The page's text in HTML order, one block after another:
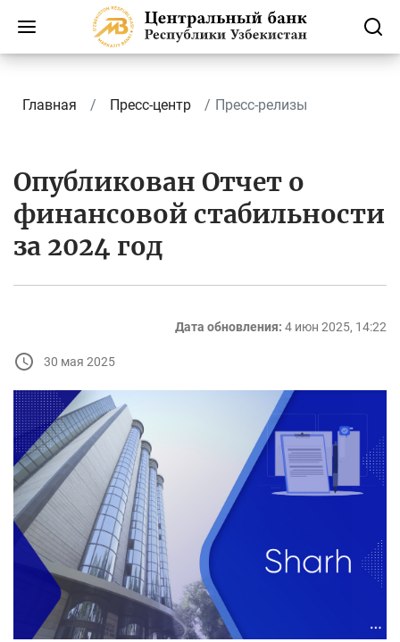
Главная Пресс-центр Пресс-релизы
Опубликован Отчет о
финансовой стабильности
за 2024 год
Дата обновления: 4 июн 2025, 14:22
30 мая 2025